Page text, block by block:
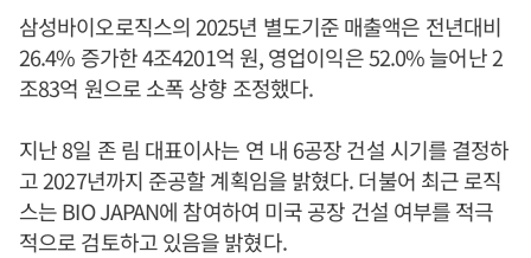
삼성바이오로직스의 2025년 별도기준 매출액은 전년대비
26.4% 증가한 4조4201억 원, 영업이익은 52.0% 늘어난 2
조83억 원으로 소폭 상향 조정했다.
지난 8일 존 림 대표이사는 연 내 6공장 건설 시기를 결정하
고 2027년까지 준공할 계획임을 밝혔다. 더불어 최근 로직
스는 BIO JAPAN에 참여하여 미국 공장 건설 여부를 적극
적으로 검토하고 있음을 밝혔다.